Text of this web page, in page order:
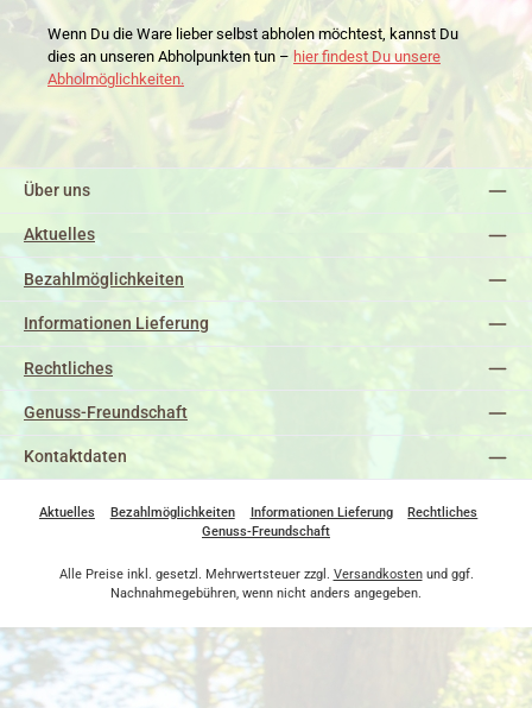
Wenn Du die Ware lieber selbst abholen möchtest, kannst Du
dies an unseren Abholpunkten tun – hier findest Du unsere
Abholmöglichkeiten.
Über uns
Aktuelles
Bezahlmöglichkeiten
Informationen Lieferung
Rechtliches
Genuss-Freundschaft
Kontaktdaten
Aktuelles Bezahlmöglichkeiten Informationen Lieferung
Rechtliches
Genuss-Freundschaft
Alle Preise inkl. gesetzl. Mehrwertsteuer zzgl. Versandkostenund ggf.
Nachnahmegebühren, wenn nicht anders angegeben.